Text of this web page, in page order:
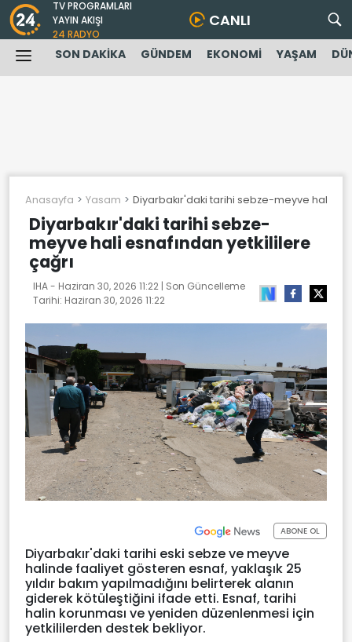
TV PROGRAMLARI
YAYIN AKIŞI
24 RADYO
CANLI
SON DAKİKA GÜNDEM EKONOMİ YAŞAM
Anasayfa Yasam Diyarbakır'daki tarihi sebze-meyve hali
Diyarbakır'daki tarihi sebze-
meyve hali esnafından yetkililere
çağrı
IHA - Haziran 30, 2026 11:22 | Son Güncelleme
Tarihi: Haziran 30, 2026 11:22
ABONE OL
Diyarbakır'daki tarihi eski sebze ve meyve
halinde faaliyet gösteren esnaf, yaklaşık 25
yıldır bakım yapılmadığını belirterek alanın
giderek kötüleştiğini ifade etti. Esnaf, tarihi
halin korunması ve yeniden düzenlenmesi için
yetkililerden destek bekliyor.